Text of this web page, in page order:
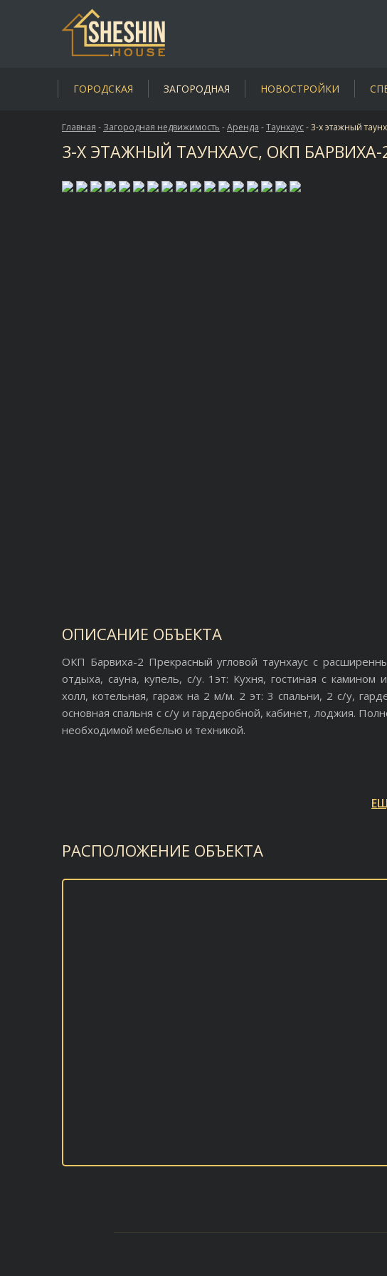
ГОРОДСКАЯ ЗАГОРОДНАЯ НОВОСТРОЙКИ
Главная - Загородная недвижимость -Аренда -Таунхаус-3-х этажный
3-Х ЭТАЖНЫЙ ТАУНХАУС, ОКП БАРВИХА-
ОПИСАНИЕ ОБЪЕКТА
ОКП Барвиха-2 Прекрасный угловой таунхаус с
отдыха, сауна, купель, с/у. 1эт: Кухня, гостиная с камином
холл, котельная, гараж на 2 м/м. 2 эт: 3 спальни, 2 с/у,
основная спальня с с/у и гардеробной, кабинет, лоджия.
необходимой мебелью и техникой.
РАСПОЛОЖЕНИЕ ОБЪЕКТА